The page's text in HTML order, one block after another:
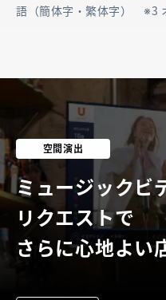
語（簡体字・繁体字） ※3
空間演出
ミュージックビ
リクエストで
さらに心地よい